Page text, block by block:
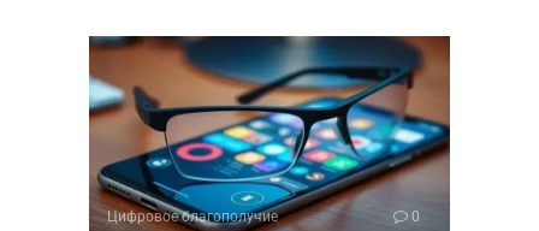
Цифровое благополучие 0